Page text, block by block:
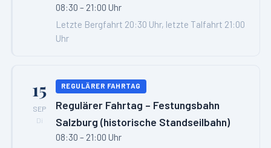
08:30 – 21:00 Uhr
Letzte Bergfahrt 20:30 Uhr, letzte Talfahrt 21:00
Uhr
15
SEP
Di
REGULÄRER FAHRTAG
Regulärer Fahrtag – Festungsbahn
Salzburg (historische Standseilbahn)
08:30 – 21:00 Uhr